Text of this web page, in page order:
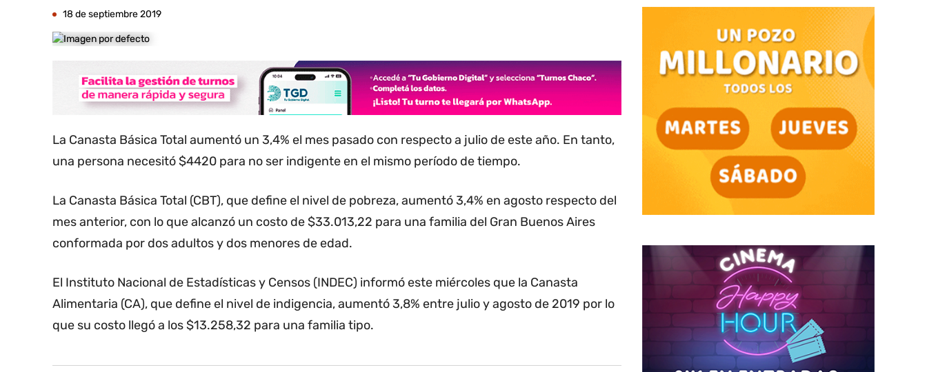
18 de septiembre 2019
La Canasta Básica Total aumentó un 3,4% el mes pasado con respecto a julio de este año. En tanto,
una persona necesitó $4420 para no ser indigente en el mismo período de tiempo.
La Canasta Básica Total (CBT), que define el nivel de pobreza, aumentó 3,4% en agosto respecto del
mes anterior, con lo que alcanzó un costo de $33.013,22 para una familia del Gran Buenos Aires
conformada por dos adultos y dos menores de edad.
El Instituto Nacional de Estadísticas y Censos (INDEC) informó este miércoles que la Canasta
Alimentaria (CA), que define el nivel de indigencia, aumentó 3,8% entre julio y agosto de 2019 por lo
que su costo llegó a los $13.258,32 para una familia tipo.